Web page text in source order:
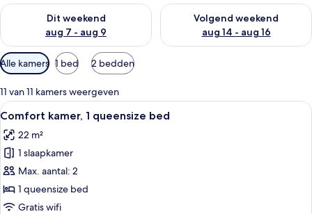
Dit weekend
aug 7 - aug 9
De beschikbaarheid controleren voor dit weekend aug 7 -
Volgend weekend
aug 14 - aug 16
De beschikbaarheid
Beschikbare
filters
voor
kamers
Alle kamers 1 bed 2 bedden
11 van 11 kamers weergeven
Alle
foto's
voor
Comfort
kamer,
1
queensize
Een hotelkamer met een groot bed,
5
Comfort kamer, 1 queensize bed
22 m²
1 slaapkamer
Max. aantal: 2
1 queensize bed
Gratis wifi